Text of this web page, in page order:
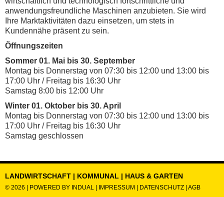
anwendungsfreundliche Maschinen anzubieten. Sie wird
Ihre Marktaktivitäten dazu einsetzen, um stets in
Kundennähe präsent zu sein.
Öffnungszeiten
Sommer 01. Mai bis 30. September
Montag bis Donnerstag von 07:30 bis 12:00 und 13:00 bis
17:00 Uhr / Freitag bis 16:30 Uhr
Samstag 8:00 bis 12:00 Uhr
Winter 01. Oktober bis 30. April
Montag bis Donnerstag von 07:30 bis 12:00 und 13:00 bis
17:00 Uhr / Freitag bis 16:30 Uhr
Samstag geschlossen
LANDWIRTSCHAFT | KOMMUNAL | HAUS & GARTEN
© 2026 | POWERED BY INDUAL IMPRESSUM DATENSCHUTZ AGB